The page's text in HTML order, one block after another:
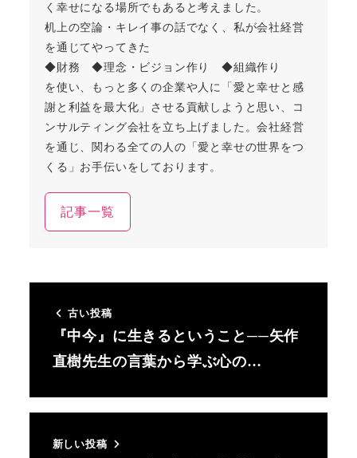
く幸せになる場所でもあると考えました。
机上の空論・キレイ事の話でなく、私が会社経営
を通じてやってきた
◆財務 ◆理念・ビジョン作り ◆組織作り
を使い、もっと多くの企業や人に「愛と幸せと感
謝と利益を最大化」させる貢献しようと思い、コ
ンサルティング会社を立ち上げました。会社経営
を通じ、関わる全ての人の「愛と幸せの世界をつ
くる」お手伝いをしております。
記事一覧
古い投稿
『中今』に生きるということ──矢作
直樹先生の言葉から学ぶ心の…
新しい投稿